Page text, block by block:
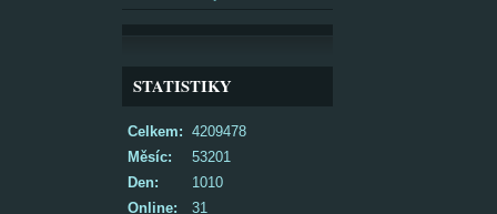
STATISTIKY
Online: 31
Celkem: 4209478
Měsíc:
53201
Den:
1010